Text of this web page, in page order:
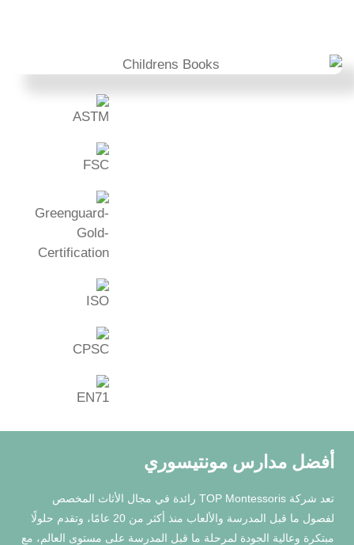
تعد شركة TOP Montessoris رائدة في مجال الأثاث المخصص
لفصول ما قبل المدرسة والألعاب منذ أكثر من 20 عامًا، وتقدم حلولًا
ما قبل المدرسة على مستوى العالم، مع